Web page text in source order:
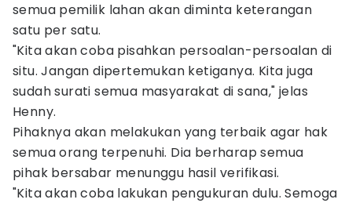
semua pemilik lahan akan diminta keterangan
satu per satu.
"Kita akan coba pisahkan persoalan-persoalan di
situ. Jangan dipertemukan ketiganya. Kita juga
sudah surati semua masyarakat di sana," jelas
Henny.
Pihaknya akan melakukan yang terbaik agar hak
semua orang terpenuhi. Dia berharap semua
pihak bersabar menunggu hasil verifikasi.
"Kita akan coba lakukan pengukuran dulu. Semoga